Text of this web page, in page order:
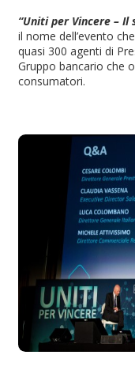
“Uniti per Vincere – Il
il nome dell’evento
quasi 300 agenti di
Gruppo bancario che
consumatori.